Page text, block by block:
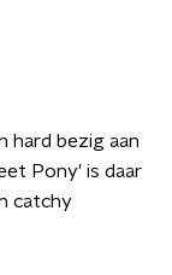
hard bezig aan
Pony' is daar
catchy